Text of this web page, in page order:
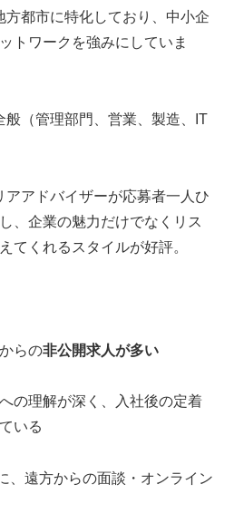
方都市に特化しており、中小企
トワークを強みにしていま
般（管理部門、営業、製造、IT
アアドバイザーが応募者一人ひ
、企業の魅力だけでなくリス
てくれるスタイルが好評。
らの非公開求人が多い
の理解が深く、入社後の定着
いる
、遠方からの面談・オンライン